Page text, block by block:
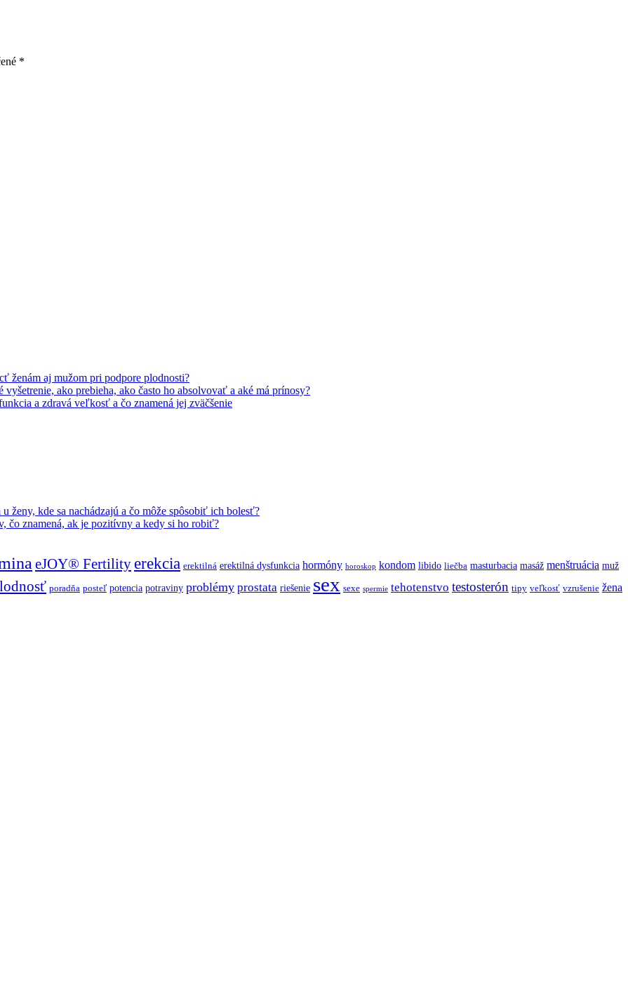
*
ženám aj mužom pri podpore plodnosti?
ako prebieha, ako často ho absolvovať a aké má prínosy?
a zdravá veľkosť a čo znamená jej zväčšenie
ženy, kde sa nachádzajú a čo môže spôsobiť ich bolesť?
čo znamená, ak je pozitívny a kedy si ho robiť?
eJOY® Fertility erekcia erektilná erektilná dysfunkcia hormóny horoskop kondom libido liečba masturbacia masáž menštruácia muž
poradňa posteľ potencia potraviny problémy prostata riešenie sex sexe spermie tehotenstvo testosterón tipy veľkosť vzrušenie žena